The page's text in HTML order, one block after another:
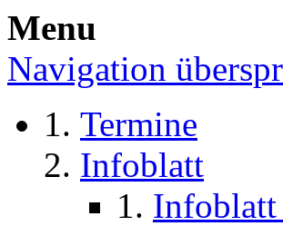
Menu
Navigation
Termine
Infoblatt
Infoblatt